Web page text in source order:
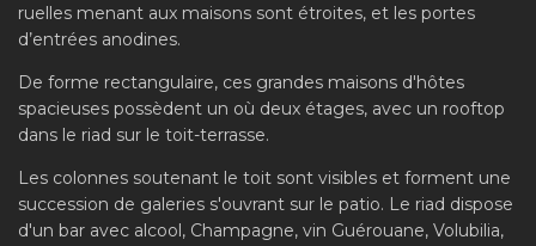
ruelles menant aux maisons sont étroites, et les portes
d’entrées anodines.
De forme rectangulaire, ces grandes maisons d'hôtes
spacieuses possèdent un où deux étages, avec un rooftop
dans le riad sur le toit-terrasse.
Les colonnes soutenant le toit sont visibles et forment une
succession de galeries s'ouvrant sur le patio. Le riad dispose
d'un bar avec alcool, Champagne, vin Guérouane, Volubilia,